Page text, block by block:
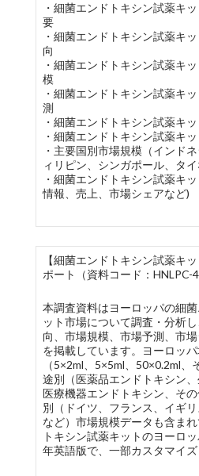
・細菌エンドトキシン試薬キ
要
・細菌エンドトキシン試薬キ
向
・細菌エンドトキシン試薬キ
模
・細菌エンドトキシン試薬キ
測
・細菌エンドトキシン試薬キ
・細菌エンドトキシン試薬キ
・主要国別市場規模（インド
ィリピン、シンガポール、タイ
・細菌エンドトキシン試薬キ
情報、売上、市場シェアなど)
【細菌エンドトキシン試薬キ
ポート（資料コード：HNLPC-
本調査資料はヨーロッパの細
ット市場について調査・分析
向、市場規模、市場予測、市
を掲載しています。ヨーロッ
（5×2ml、5×5ml、50×0.2ml
途別（医薬品エンドトキシン、
医療機器エンドトキシン、そ
別（ドイツ、フランス、イギ
など）市場規模データも含ま
トキシン試薬キットのヨーロ
年英語版で、一部カスタマイズ